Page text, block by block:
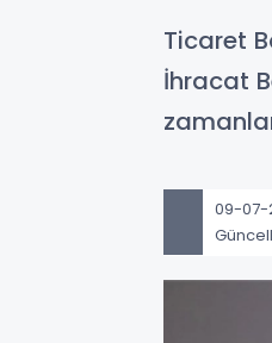
Ticaret
İhracat
09-07-